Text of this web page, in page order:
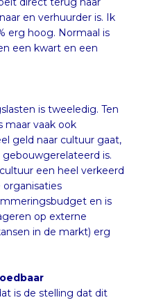
is tweeledig. Ten
maar vaak ook
geld naar cultuur gaat,
gebouwgerelateerd is.
een heel verkeerd
de organisaties
en is
reageren op externe
in de markt) erg
is de stelling dat dit
zijn. Wat ik zie is dat
en hun
lopen van het
die daar worden
worden dan als
blik is hier op zijn
tot de vraag of de
het gebouw moet zijn
worden aan de
vastgoedbelegger).
rol als verhuurder wel
kunnen dat
of de manier waarop
heeft staan en
wel aansluit bij wat